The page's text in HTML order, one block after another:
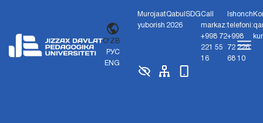
O'ZB
РУС
ENG
Murojaat
yuborish
Qabul
2026
SDGCall
markaz:
+998 72
221 55
16
Ishonch
telefoni:
+998
72 226
68 10